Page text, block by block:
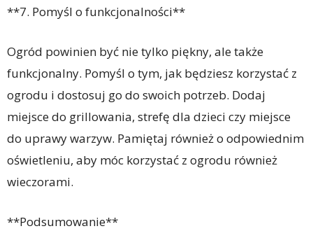
**7. Pomyśl o funkcjonalności**
Ogród powinien być nie tylko piękny, ale także
funkcjonalny. Pomyśl o tym, jak będziesz korzystać z
ogrodu i dostosuj go do swoich potrzeb. Dodaj
miejsce do grillowania, strefę dla dzieci czy miejsce
do uprawy warzyw. Pamiętaj również o odpowiednim
oświetleniu, aby móc korzystać z ogrodu również
wieczorami.
**Podsumowanie**